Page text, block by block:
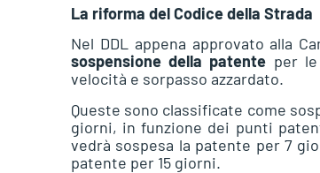
La riforma del Codice della Strada
Nel DDL appena approvato alla
sospensione della patente per
velocità e sorpasso azzardato.
Queste sono classificate come
giorni, in funzione dei punti
vedrà sospesa la patente per 7
patente per 15 giorni.